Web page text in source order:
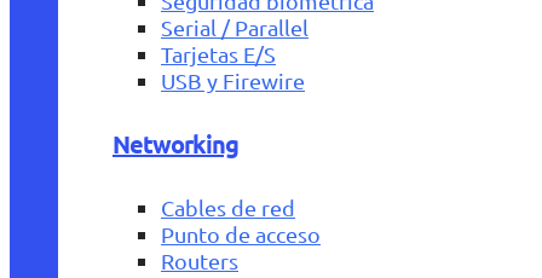
Serial / Parallel
Tarjetas E/S
USB y Firewire
Networking
Cables de red
Punto de acceso
Routers